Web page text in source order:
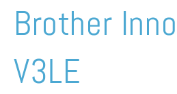
Brother
V3LE